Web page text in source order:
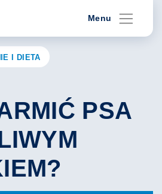
Menu
I DIETA
PSA